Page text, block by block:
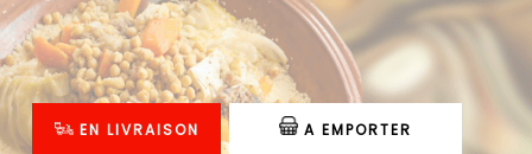
LA CARTE
VOTRE COMPTE
NOTRE RESTAURANT
EN LIVRAISON A EMPORTER